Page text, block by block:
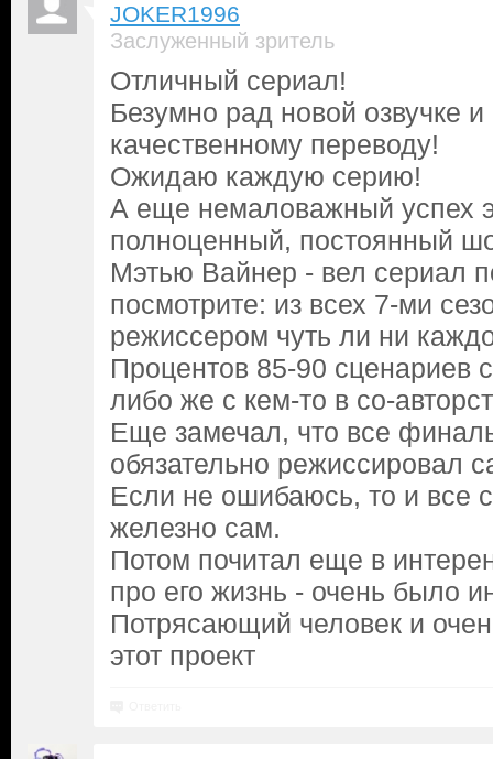
JOKER1996
Заслуженный зритель
Отличный сериал!
Безумно рад новой озвучке и
качественному переводу!
Ожидаю каждую серию!
А еще немаловажный успех
полноценный, постоянный
Мэтью Вайнер - вел сериал
посмотрите: из всех 7-ми
режиссером чуть ли ни
Процентов 85-90 сценариев
либо же с кем-то в со-
Еще замечал, что все
обязательно режиссировал
Если не ошибаюсь, то и все
железно сам.
Потом почитал еще в
про его жизнь - очень было
Потрясающий человек и
этот проект